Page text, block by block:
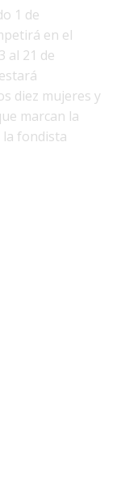
1 de
en el
al 21 de
diez mujeres y
marcan la
fondista